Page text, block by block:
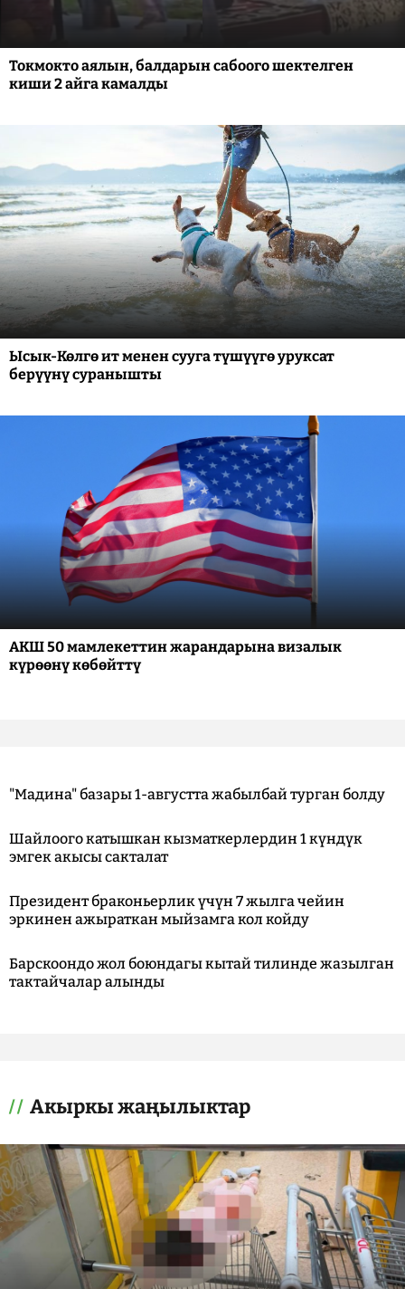
Токмокто аялын, балдарын сабоого шектелген
киши 2 айга камалды
Ысык-Көлгө ит менен сууга түшүүгө уруксат
берүүнү суранышты
АКШ 50 мамлекеттин жарандарына визалык
күрөөнү көбөйттү
"Мадина" базары 1-августта жабылбай турган болду
Шайлоого катышкан кызматкерлердин 1 күндүк
эмгек акысы сакталат
Президент браконьерлик үчүн 7 жылга чейин
эркинен ажыраткан мыйзамга кол койду
Барскоондо жол боюндагы кытай тилинде жазылган
тактайчалар алынды
Акыркы жаңылыктар